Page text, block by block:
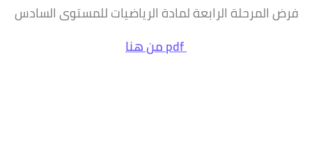
فرض المرحلة الرابعة لمادة الرياضيات للمستوى السادس
pdf من هنا